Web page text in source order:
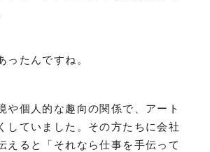
ったんですね。
や個人的な趣向の関係で、アート
していました。その方たちに会社
えると「それなら仕事を手伝って